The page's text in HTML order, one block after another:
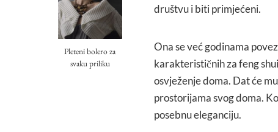
Pleteni bolero za
svaku priliku
društvu i biti primjećeni.
Ona se već godinama
karakterističnih za feng
osvježenje doma. Dat će
prostorijama svog doma.
posebnu eleganciju.